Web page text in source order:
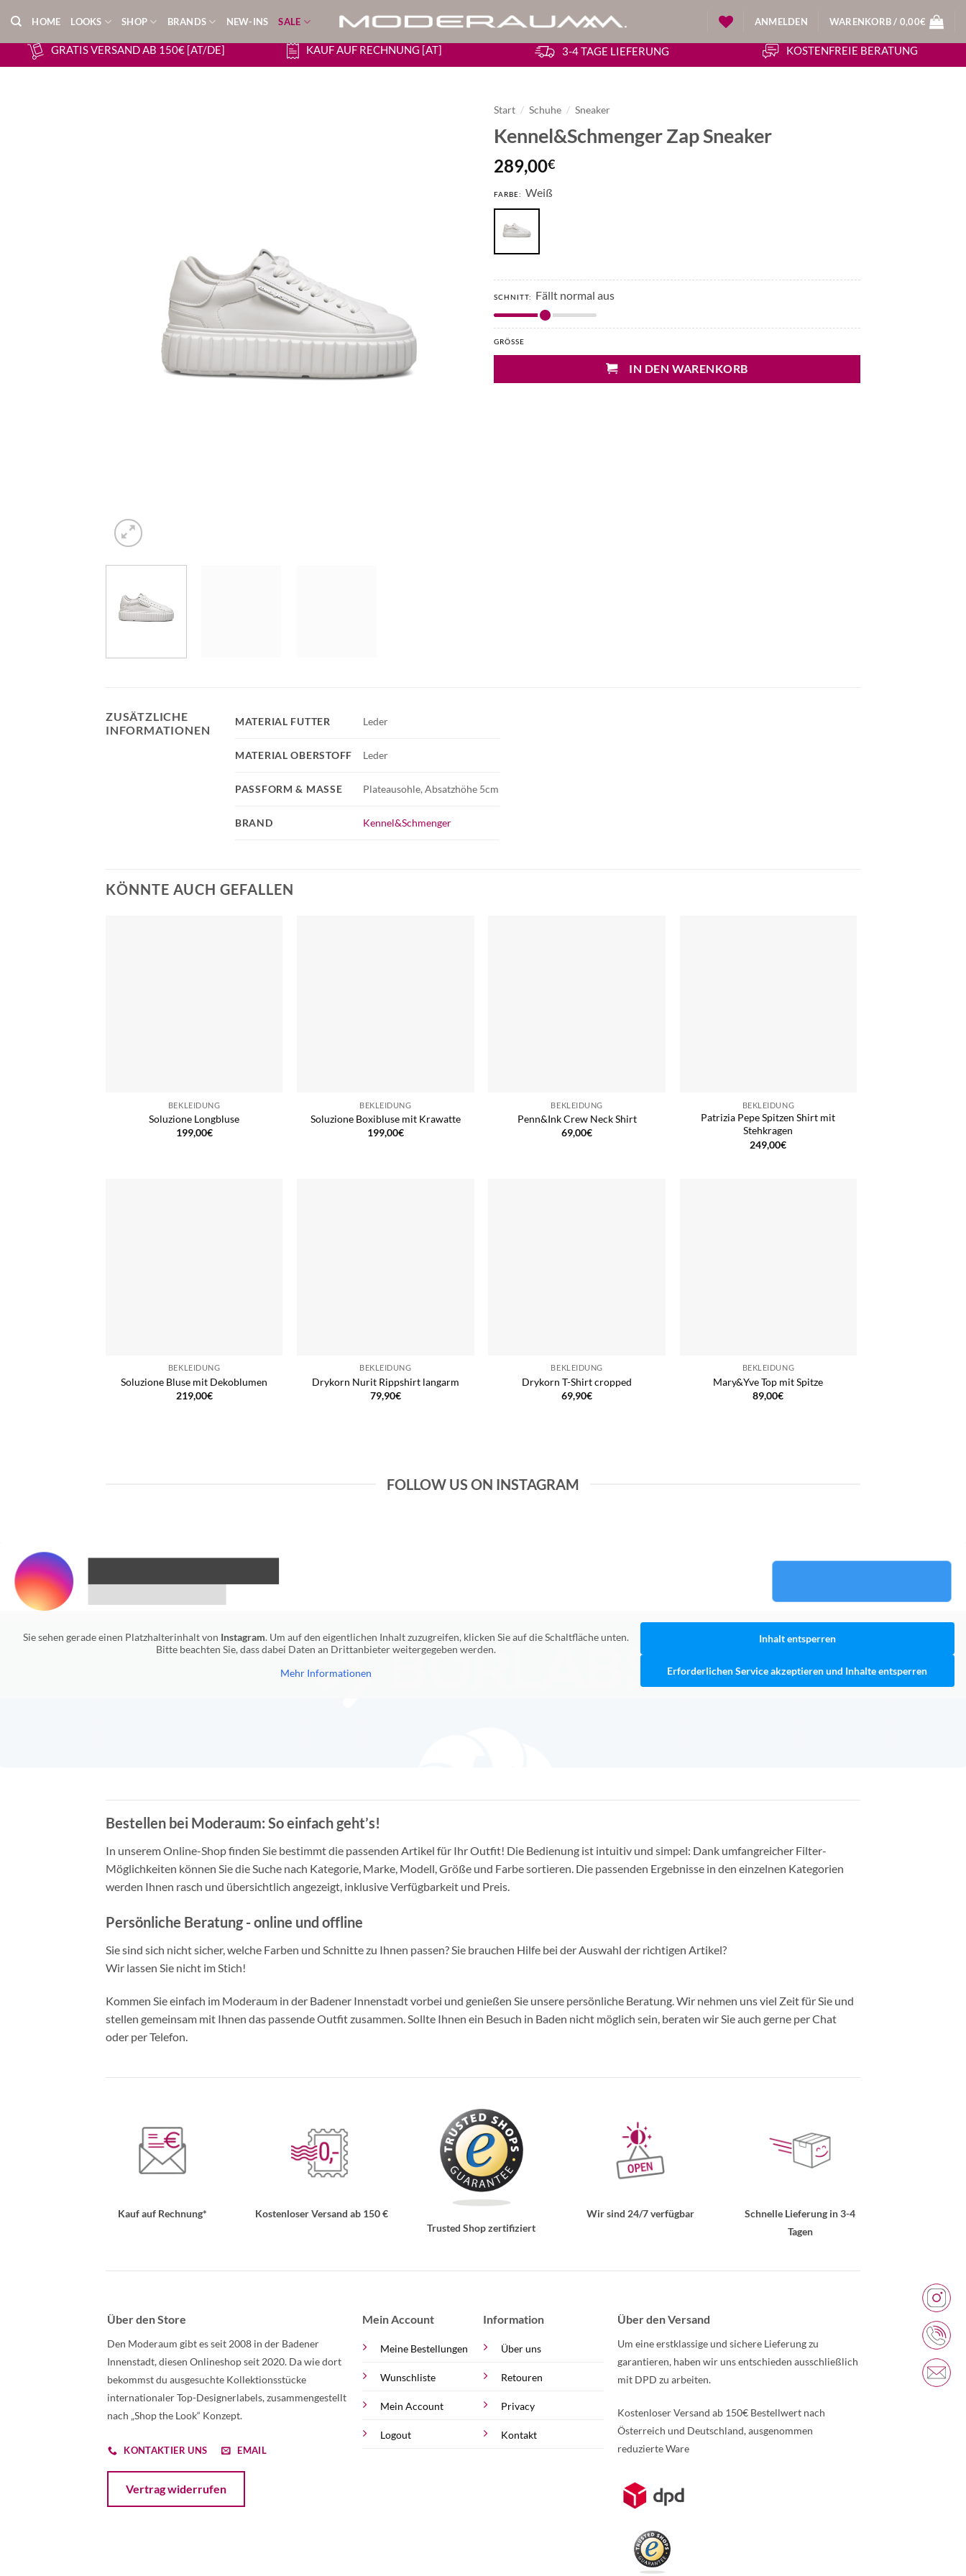
Inhalt
springen
HOME LOOKS SHOP BRANDS NEW-INS SALE ANMELDEN WARENKORB / 0,00€
GRATIS VERSAND AB 150€ [AT/DE] KAUF AUF RECHNUNG [AT] 3-4 TAGE LIEFERUNG KOSTENFREIE BERATUNG
Start / Schuhe / Sneaker
Kennel&Schmenger Zap Sneaker
289,00€
FARBE: Weiß
SCHNITT: Fällt normal aus
GRÖSSE
IN DEN WARENKORB
ZUSÄTZLICHE
INFORMATIONEN
BRAND Kennel&Schmenger
MATERIAL FUTTER Leder
MATERIAL OBERSTOFF Leder
PASSFORM & MASSE Plateausohle, Absatzhöhe 5cm
KÖNNTE AUCH GEFALLEN
BEKLEIDUNG
Soluzione Longbluse
199,00€
BEKLEIDUNG
Soluzione Boxibluse mit Krawatte
199,00€
BEKLEIDUNG
Penn&Ink Crew Neck Shirt
69,00€
BEKLEIDUNG
Patrizia Pepe Spitzen Shirt mit
Stehkragen
249,00€
BEKLEIDUNG
Soluzione Bluse mit Dekoblumen
219,00€
BEKLEIDUNG
Drykorn Nurit Rippshirt langarm
79,90€
BEKLEIDUNG
Drykorn T-Shirt cropped
69,90€
BEKLEIDUNG
Mary&Yve Top mit Spitze
89,00€
FOLLOW US ON INSTAGRAM
Sie sehen gerade einen Platzhalterinhalt von Instagram. Um auf den eigentlichen Inhalt zuzugreifen, klicken Sie auf die Schaltfläche unten.
Bitte beachten Sie, dass dabei Daten an Drittanbieter weitergegeben werden.
Mehr Informationen
Inhalt entsperren
Erforderlichen Service akzeptieren und Inhalte entsperren
Bestellen bei Moderaum: So einfach geht’s!
In unserem Online-Shop finden Sie bestimmt die passenden Artikel für Ihr Outfit! Die Bedienung ist intuitiv und simpel: Dank umfangreicher Filter-
Möglichkeiten können Sie die Suche nach Kategorie, Marke, Modell, Größe und Farbe sortieren. Die passenden Ergebnisse in den einzelnen Kategorien
werden Ihnen rasch und übersichtlich angezeigt, inklusive Verfügbarkeit und Preis.
Persönliche Beratung - online und offline
Sie sind sich nicht sicher, welche Farben und Schnitte zu Ihnen passen? Sie brauchen Hilfe bei der Auswahl der richtigen Artikel?
Wir lassen Sie nicht im Stich!
Kommen Sie einfach im Moderaum in der Badener Innenstadt vorbei und genießen Sie unsere persönliche Beratung. Wir nehmen uns viel Zeit für Sie und
stellen gemeinsam mit Ihnen das passende Outfit zusammen. Sollte Ihnen ein Besuch in Baden nicht möglich sein, beraten wir Sie auch gerne per Chat
oder per Telefon.
Kauf auf Rechnung*
Kostenloser Versand ab 150 €
Trusted Shop zertifiziert
Wir sind 24/7 verfügbar
Schnelle Lieferung in 3-4
Tagen
Über den Store
Den Moderaum gibt es seit 2008 in der Badener
Innenstadt, diesen Onlineshop seit 2020. Da wie dort
bekommst du ausgesuchte Kollektionsstücke
internationaler Top-Designerlabels, zusammengestellt
nach „Shop the Look“ Konzept.
KONTAKTIER UNS EMAIL
Vertrag widerrufen
Mein Account
Meine Bestellungen
Wunschliste
Mein Account
Logout
Information
Über uns
Retouren
Privacy
Kontakt
Über den Versand
Um eine erstklassige und sichere Lieferung zu
garantieren, haben wir uns entschieden ausschließlich
mit DPD zu arbeiten.
Kostenloser Versand ab 150€ Bestellwert nach
Österreich und Deutschland, ausgenommen
reduzierte Ware
Weitere Informationen über den gesperrten Inhalt.